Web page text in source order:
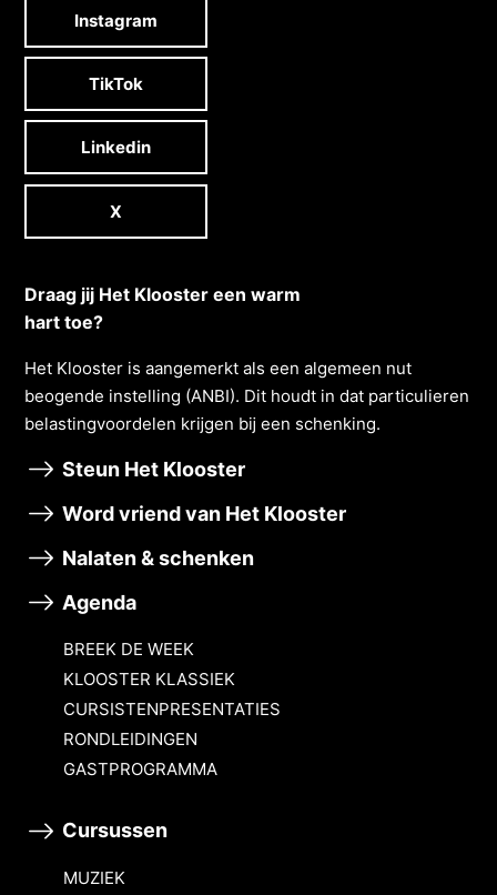
Instagram
TikTok
Linkedin
X
Draag jij Het Klooster een warm
hart toe?
Het Klooster is aangemerkt als een algemeen nut
beogende instelling (ANBI). Dit houdt in dat particulieren
belastingvoordelen krĳgen bĳ een schenking.
Steun Het Klooster
Word vriend van Het Klooster
Nalaten & schenken
Agenda
BREEK DE WEEK
KLOOSTER KLASSIEK
CURSISTENPRESENTATIES
RONDLEIDINGEN
GASTPROGRAMMA
Cursussen
MUZIEK